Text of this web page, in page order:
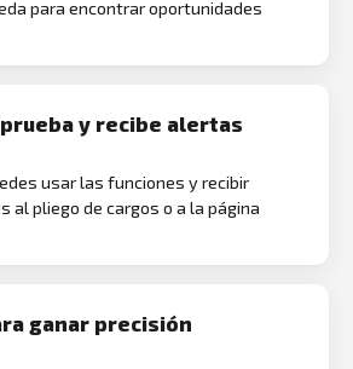
para encontrar oportunidades
y recibe alertas
usar las funciones y recibir
al pliego de cargos o a la página
ganar precisión